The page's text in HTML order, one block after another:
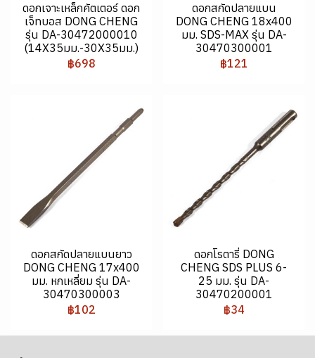
ดอกเจาะเหล็กคัตเตอร์ ดอก
เจ็ทบอส DONG CHENG
รุ่น DA-30472000010
(14X35มม.-30X35มม.)
฿698
ดอกสกัดปลายแบน
DONG CHENG 18x400
มม. SDS-MAX รุ่น DA-
30470300001
฿121
ดอกสกัดปลายแบนยาว
DONG CHENG 17x400
มม. หกเหลี่ยม รุ่น DA-
30470300003
฿102
ดอกโรตารี่ DONG
CHENG SDS PLUS 6-
25 มม. รุ่น DA-
30470200001
฿34